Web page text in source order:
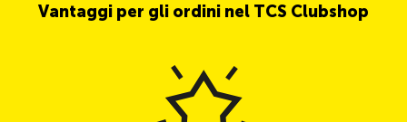
Vantaggi per gli ordini nel TCS Clubshop